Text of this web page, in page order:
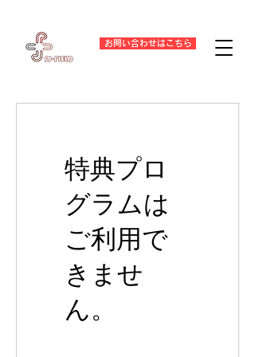
お問い合わせはこちら
特典プロ
グラムは
ご利用で
きませ
ん。